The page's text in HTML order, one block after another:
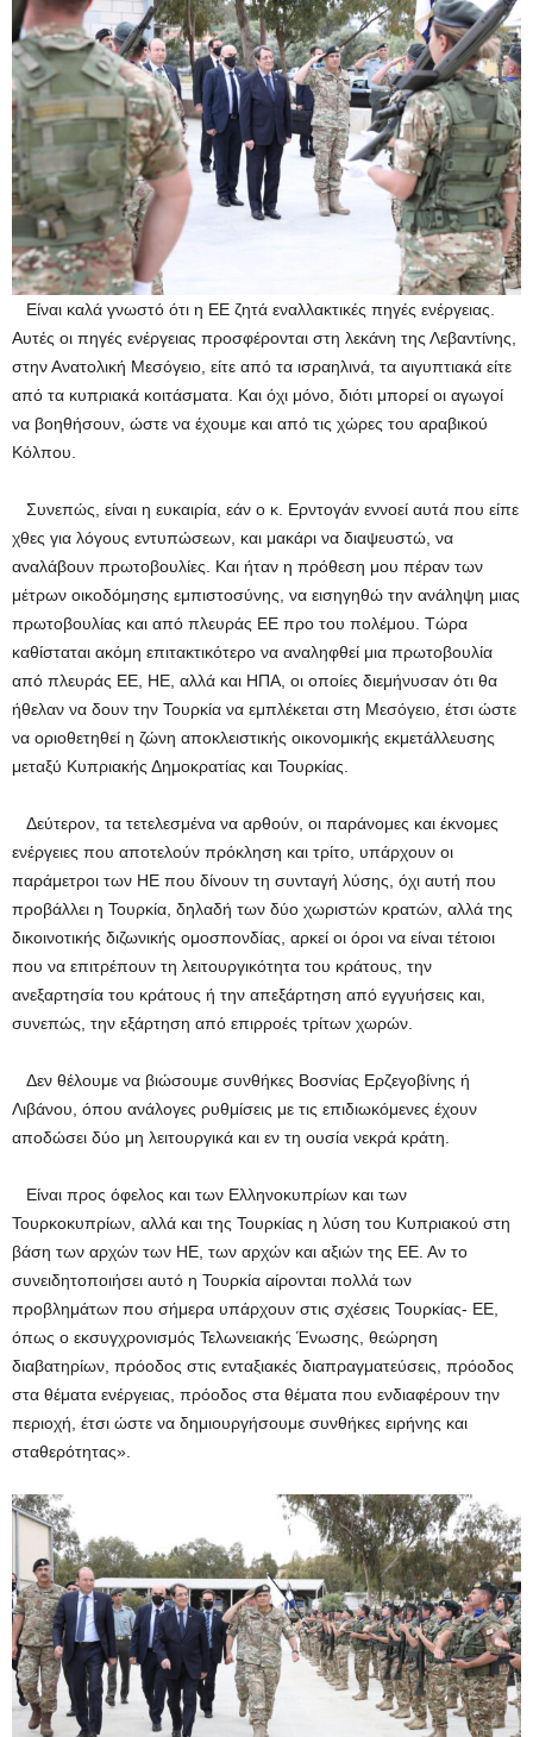
Είναι καλά γνωστό ότι η ΕΕ ζητά εναλλακτικές πηγές ενέργειας.
Αυτές οι πηγές ενέργειας προσφέρονται στη λεκάνη της Λεβαντίνης,
στην Ανατολική Μεσόγειο, είτε από τα ισραηλινά, τα αιγυπτιακά είτε
από τα κυπριακά κοιτάσματα. Και όχι μόνο, διότι μπορεί οι αγωγοί
να βοηθήσουν, ώστε να έχουμε και από τις χώρες του αραβικού
Κόλπου.
Συνεπώς, είναι η ευκαιρία, εάν ο κ. Ερντογάν εννοεί αυτά που είπε
χθες για λόγους εντυπώσεων, και μακάρι να διαψευστώ, να
αναλάβουν πρωτοβουλίες. Και ήταν η πρόθεση μου πέραν των
μέτρων οικοδόμησης εμπιστοσύνης, να εισηγηθώ την ανάληψη μιας
πρωτοβουλίας και από πλευράς ΕΕ προ του πολέμου. Τώρα
καθίσταται ακόμη επιτακτικότερο να αναληφθεί μια πρωτοβουλία
από πλευράς ΕΕ, ΗΕ, αλλά και ΗΠΑ, οι οποίες διεμήνυσαν ότι θα
ήθελαν να δουν την Τουρκία να εμπλέκεται στη Μεσόγειο, έτσι ώστε
να οριοθετηθεί η ζώνη αποκλειστικής οικονομικής εκμετάλλευσης
μεταξύ Κυπριακής Δημοκρατίας και Τουρκίας.
Δεύτερον, τα τετελεσμένα να αρθούν, οι παράνομες και έκνομες
ενέργειες που αποτελούν πρόκληση και τρίτο, υπάρχουν οι
παράμετροι των ΗΕ που δίνουν τη συνταγή λύσης, όχι αυτή που
προβάλλει η Τουρκία, δηλαδή των δύο χωριστών κρατών, αλλά της
δικοινοτικής διζωνικής ομοσπονδίας, αρκεί οι όροι να είναι τέτοιοι
που να επιτρέπουν τη λειτουργικότητα του κράτους, την
ανεξαρτησία του κράτους ή την απεξάρτηση από εγγυήσεις και,
συνεπώς, την εξάρτηση από επιρροές τρίτων χωρών.
Δεν θέλουμε να βιώσουμε συνθήκες Βοσνίας Ερζεγοβίνης ή
Λιβάνου, όπου ανάλογες ρυθμίσεις με τις επιδιωκόμενες έχουν
αποδώσει δύο μη λειτουργικά και εν τη ουσία νεκρά κράτη.
Είναι προς όφελος και των Ελληνοκυπρίων και των
Τουρκοκυπρίων, αλλά και της Τουρκίας η λύση του Κυπριακού στη
βάση των αρχών των ΗΕ, των αρχών και αξιών της ΕΕ. Αν το
συνειδητοποιήσει αυτό η Τουρκία αίρονται πολλά των
προβλημάτων που σήμερα υπάρχουν στις σχέσεις Τουρκίας- ΕΕ,
όπως ο εκσυγχρονισμός Τελωνειακής Ένωσης, θεώρηση
διαβατηρίων, πρόοδος στις ενταξιακές διαπραγματεύσεις, πρόοδος
στα θέματα ενέργειας, πρόοδος στα θέματα που ενδιαφέρουν την
περιοχή, έτσι ώστε να δημιουργήσουμε συνθήκες ειρήνης και
σταθερότητας».